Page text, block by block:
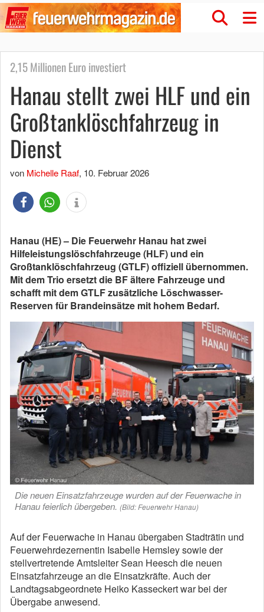
2,15 Millionen Euro investiert
Hanau stellt zwei HLF und ein
Großtanklöschfahrzeug in
Dienst
von Michelle Raaf, 10. Februar 2026
Hanau (HE) – Die Feuerwehr Hanau hat zwei
Hilfeleistungslöschfahrzeuge (HLF) und ein
Großtanklöschfahrzeug (GTLF) offiziell übernommen.
Mit dem Trio ersetzt die BF ältere Fahrzeuge und
schafft mit dem GTLF zusätzliche Löschwasser-
Reserven für Brandeinsätze mit hohem Bedarf.
Die neuen Einsatzfahrzeuge wurden auf der Feuerwache in
Hanau feierlich übergeben. (Bild: Feuerwehr Hanau)
Auf der Feuerwache in Hanau übergaben Stadträtin und
Feuerwehrdezernentin Isabelle Hemsley sowie der
stellvertretende Amtsleiter Sean Heesch die neuen
Einsatzfahrzeuge an die Einsatzkräfte. Auch der
Landtagsabgeordnete Heiko Kasseckert war bei der
Übergabe anwesend.